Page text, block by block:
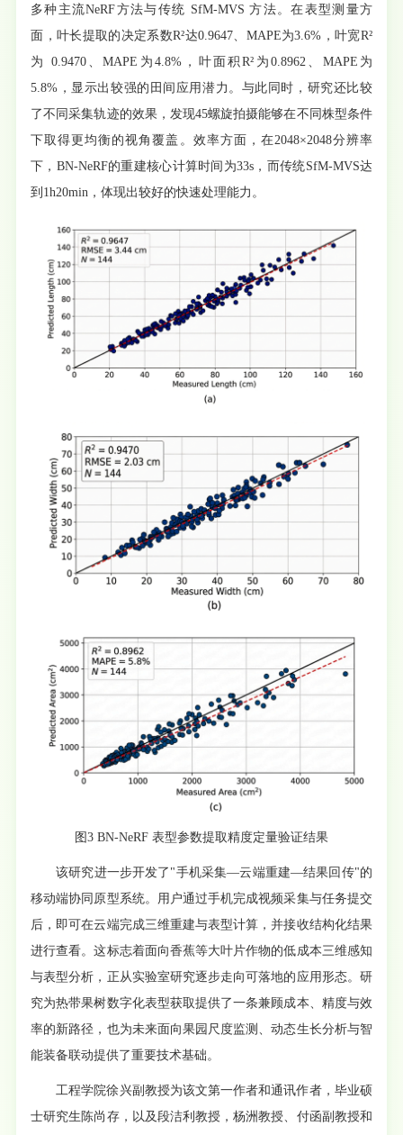
多种主流NeRF方法与传统 SfM-MVS 方法。在表型测量方
面，叶长提取的决定系数R²达0.9647、MAPE为3.6%，叶宽R²
为 0.9470、MAPE为4.8%，叶面积R²为0.8962、MAPE为
5.8%，显示出较强的田间应用潜力。与此同时，研究还比较
了不同采集轨迹的效果，发现45螺旋拍摄能够在不同株型条件
下取得更均衡的视角覆盖。效率方面，在2048×2048分辨率
下，BN-NeRF的重建核心计算时间为33s，而传统SfM-MVS达
到1h20min，体现出较好的快速处理能力。
图3 BN-NeRF 表型参数提取精度定量验证结果
该研究进一步开发了"手机采集—云端重建—结果回传"的
移动端协同原型系统。用户通过手机完成视频采集与任务提交
后，即可在云端完成三维重建与表型计算，并接收结构化结果
进行查看。这标志着面向香蕉等大叶片作物的低成本三维感知
与表型分析，正从实验室研究逐步走向可落地的应用形态。研
究为热带果树数字化表型获取提供了一条兼顾成本、精度与效
率的新路径，也为未来面向果园尺度监测、动态生长分析与智
能装备联动提供了重要技术基础。
工程学院徐兴副教授为该文第一作者和通讯作者，毕业硕
士研究生陈尚存，以及段洁利教授，杨洲教授、付函副教授和